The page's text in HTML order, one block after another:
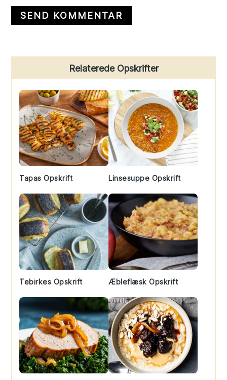
Sidebar
Relaterede Opskrifter
Tapas Opskrift Linsesuppe Opskrift
Tebirkes Opskrift Æbleflæsk Opskrift